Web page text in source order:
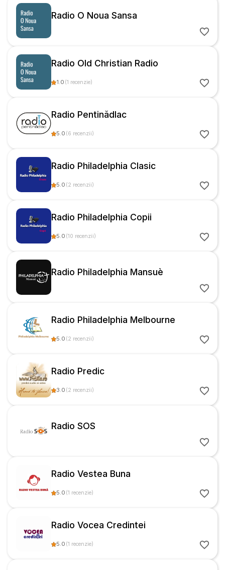
Radio O Noua Sansa
Radio Old Christian Radio
1.0 (1 recenzie)
Radio Pentinădlac
5.0 (6 recenzii)
Radio Philadelphia Clasic
5.0 (2 recenzii)
Radio Philadelphia Copii
5.0 (10 recenzii)
Radio Philadelphia Mansuè
Radio Philadelphia Melbourne
5.0 (2 recenzii)
Radio Predic
3.0 (2 recenzii)
Radio SOS
Radio Vestea Buna
5.0 (1 recenzie)
Radio Vocea Credintei
5.0 (1 recenzie)